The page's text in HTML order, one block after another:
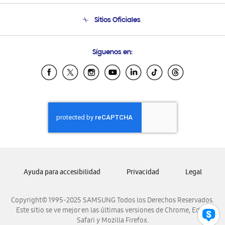
Soporte vía eMail
Sitios Oficiales
Samsung Ecuador
Samsung El Salvador
Samsung Honduras
Samsung Nicaragua
Samsung Panamá
Samsung Venezuela
Síguenos en:
Copyright© 1995-2025 SAMSUNG Todos los Derechos Reservados.
Este sitio se ve mejor en las últimas versiones de Chrome, Edge,
Safari y Mozilla Firefox.
Ayuda para accesibilidad Privacidad Legal